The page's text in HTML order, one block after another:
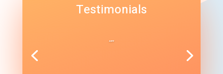
Testimonials
“”